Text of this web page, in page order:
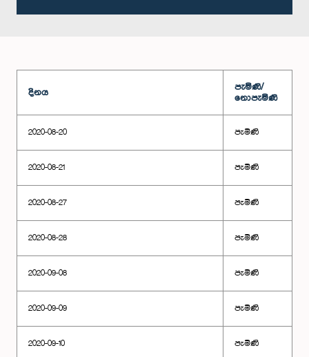
දිනය
පැමිණි/
නොපැමිණි
2020-08-20 පැමිණි
2020-08-21 පැමිණි
2020-08-27 පැමිණි
2020-08-28 පැමිණි
2020-09-08 පැමිණි
2020-09-09 පැමිණි
2020-09-10 පැමිණි